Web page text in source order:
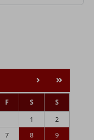
F S
S
1
2
7 8
9